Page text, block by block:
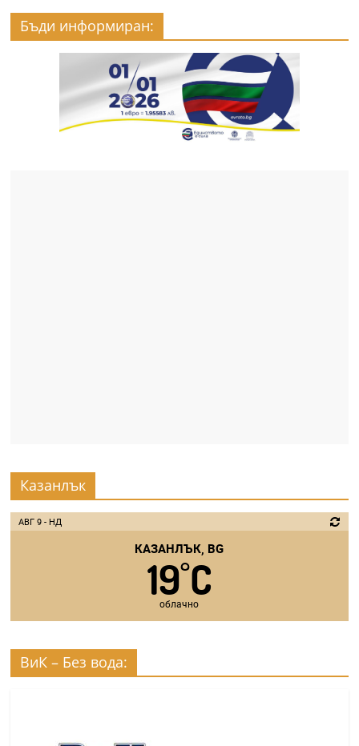
Бъди информиран:
Казанлък
АВГ 9 - НД
КАЗАНЛЪК, BG
19°C
облачно
ВиК – Без вода: